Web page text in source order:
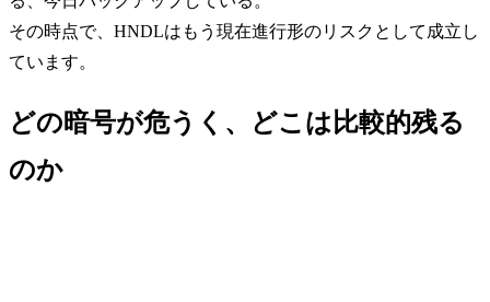
その時点で、HNDLはもう現在進行形のリスクとして成立し
ています。
どの暗号が危うく、どこは比較的残る
のか